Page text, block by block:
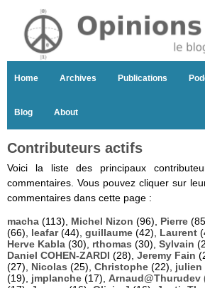
Home Archives Publications
Blog About
Contributeurs actifs
Voici la liste des principaux
commentaires. Vous pouvez cliquer sur
commentaires dans cette page :
macha (113), Michel Nizon (96), Pierre
(66), leafar(44), guillaume (42), Laurent
Herve Kabla (30), rthomas (30), Sylvain
Daniel COHEN-ZARDI (28), Jeremy Fain
(27), Nicolas (25), Christophe (22), julien
(19), jmplanche (17), Arnaud@Thurudev